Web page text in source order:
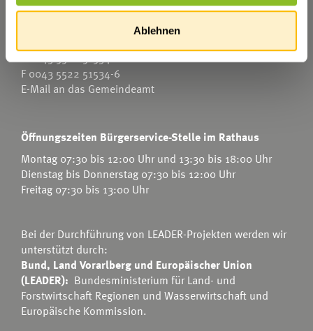
Ablehnen
A-6820 Frastanz
T0043 5522 51534-0
F 0043 5522 51534-6
E-Mail an das Gemeindeamt
Öffnungszeiten Bürgerservice-Stelle im Rathaus
Montag 07:30 bis 12:00 Uhr und 13:30 bis 18:00 Uhr
Dienstag bis Donnerstag 07:30 bis 12:00 Uhr
Freitag 07:30 bis 13:00 Uhr
Bei der Durchführung von LEADER-Projekten werden wir
unterstützt durch:
Bund, Land Vorarlberg und Europäischer Union
(LEADER): Bundesministerium für Land- und
Forstwirtschaft Regionen und Wasserwirtschaft und
Europäische Kommission.